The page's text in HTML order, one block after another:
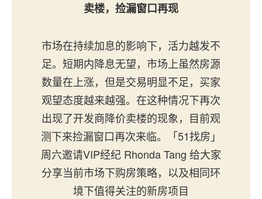
卖楼，捡漏窗口再现
市场在持续加息的影响下，活力越发不
足。短期内降息无望，市场上虽然房源
数量在上涨，但是交易明显不足，买家
观望态度越来越强。在这种情况下再次
出现了开发商降价卖楼的现象，目前观
测下来捡漏窗口再次来临。「51找房」
周六邀请VIP经纪 Rhonda Tang 给大家
分享当前市场下购房策略，以及相同环
境下值得关注的新房项目